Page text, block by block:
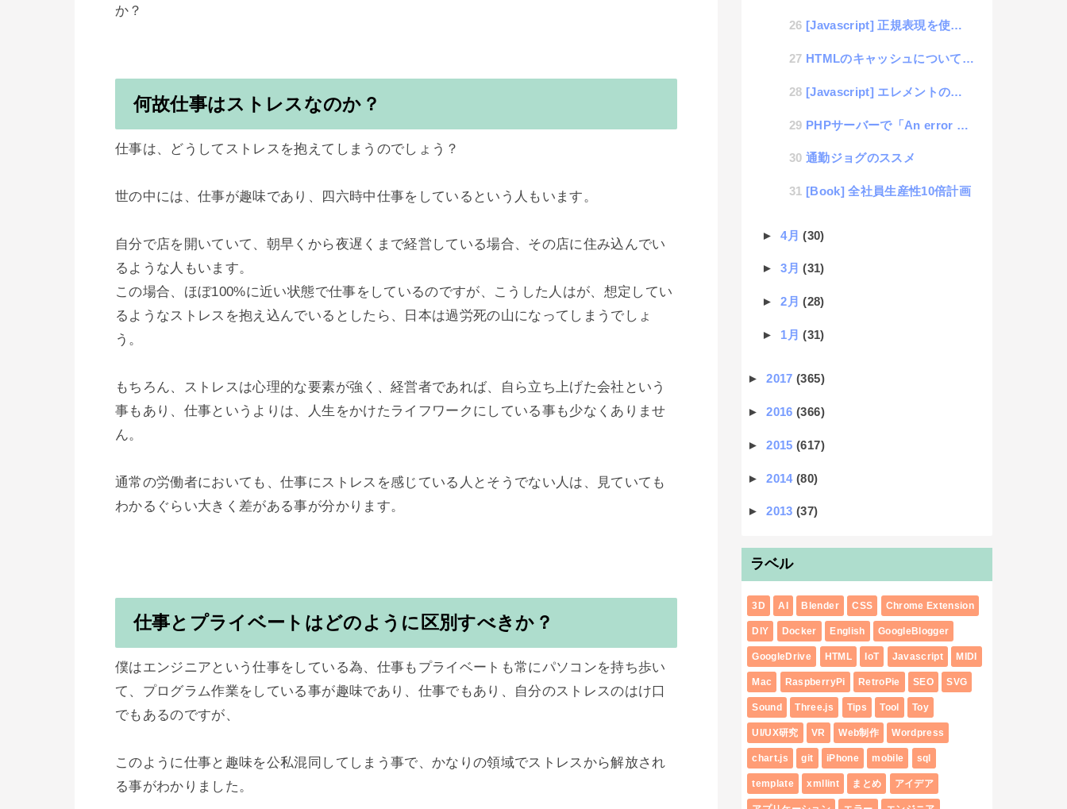
か？
何故仕事はストレスなのか？
仕事は、どうしてストレスを抱えてしまうのでしょう？
世の中には、仕事が趣味であり、四六時中仕事をしているという人もいます。
自分で店を開いていて、朝早くから夜遅くまで経営している場合、その店に住み込んでい
るような人もいます。
この場合、ほぼ100%に近い状態で仕事をしているのですが、こうした人はが、想定してい
るようなストレスを抱え込んでいるとしたら、日本は過労死の山になってしまうでしょ
う。
もちろん、ストレスは心理的な要素が強く、経営者であれば、自ら立ち上げた会社という
事もあり、仕事というよりは、人生をかけたライフワークにしている事も少なくありませ
ん。
通常の労働者においても、仕事にストレスを感じている人とそうでない人は、見ていても
わかるぐらい大きく差がある事が分かります。
仕事とプライベートはどのように区別すべきか？
僕はエンジニアという仕事をしている為、仕事もプライベートも常にパソコンを持ち歩い
て、プログラム作業をしている事が趣味であり、仕事でもあり、自分のストレスのはけ口
でもあるのですが、
このように仕事と趣味を公私混同してしまう事で、かなりの領域でストレスから解放され
る事がわかりました。
[Javascript] 正規表現を使って複数の文字列置換を一発でやる方法
HTMLのキャッシュについて考える
[Javascript] エレメントの属性情報を全て取得する。
PHPサーバーで「An error occurred.」が表示された時の対応
通勤ジョグのススメ
[Book] 全社員生産性10倍計画
►4月(30)
►3月(31)
►2月(28)
► 1月(31)
►2017(365)
►2016(366)
►2015(617)
►2014(80)
►2013(37)
ラベル
3D AI Blender CSS Chrome Extension
DIY Docker English GoogleBlogger
GoogleDrive HTML IoT Javascript MIDI
Mac RaspberryPi RetroPie SEO SVG
Sound Three.js Tips Tool Toy
UI/UX研究 VR Web制作 Wordpress
chart.js git iPhone mobile sql
template xmllint まとめ アイデア